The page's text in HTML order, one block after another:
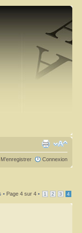
M’enregistrer Connexion
• Page 4 sur 4 • 1 2 3 4